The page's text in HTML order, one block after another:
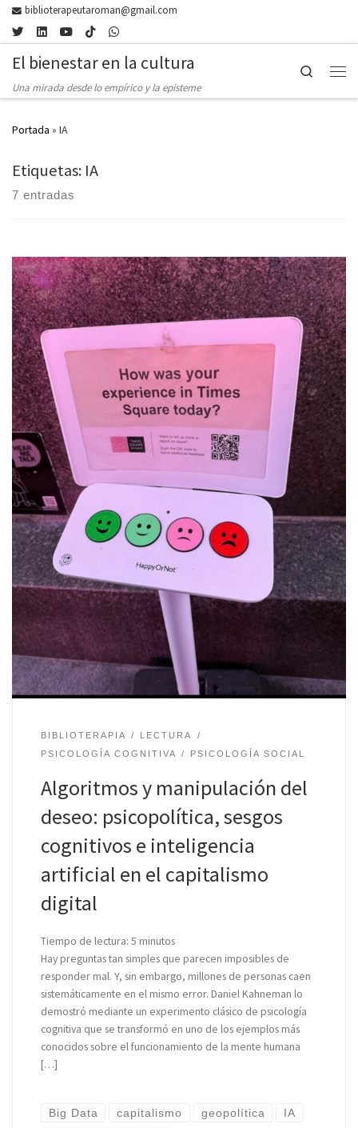
Skip to content
biblioterapeutaroman@gmail.com
El bienestar en la cultura
Una mirada desde lo empírico y la episteme
Search
Portada » IA
Etiquetas: IA
7 entradas
BIBLIOTERAPIA
LECTURA
PSICOLOGÍA COGNITIVA
PSICOLOGÍA SOCIAL
Algoritmos y manipulación del
deseo: psicopolítica, sesgos
cognitivos e inteligencia
artificial en el capitalismo
digital
Tiempo de lectura: 5 minutos
Hay preguntas tan simples que parecen imposibles de
responder mal. Y, sin embargo, millones de personas caen
sistemáticamente en el mismo error. Daniel Kahneman lo
demostró mediante un experimento clásico de psicología
cognitiva que se transformó en uno de los ejemplos más
conocidos sobre el funcionamiento de la mente humana
[…]
Big Data capitalismo geopolítica IA